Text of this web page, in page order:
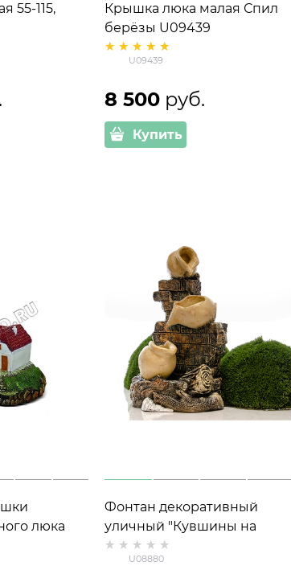
55-115,
Крышка люка малая Спил
берёзы U09439
стеклопластик d=85 см
U09439
8 500 руб.
Купить
люка
U07426
ширина 95
Фонтан декоративный
уличный "Кувшины на
развалинах" U08880,
высота 87 см
U08880